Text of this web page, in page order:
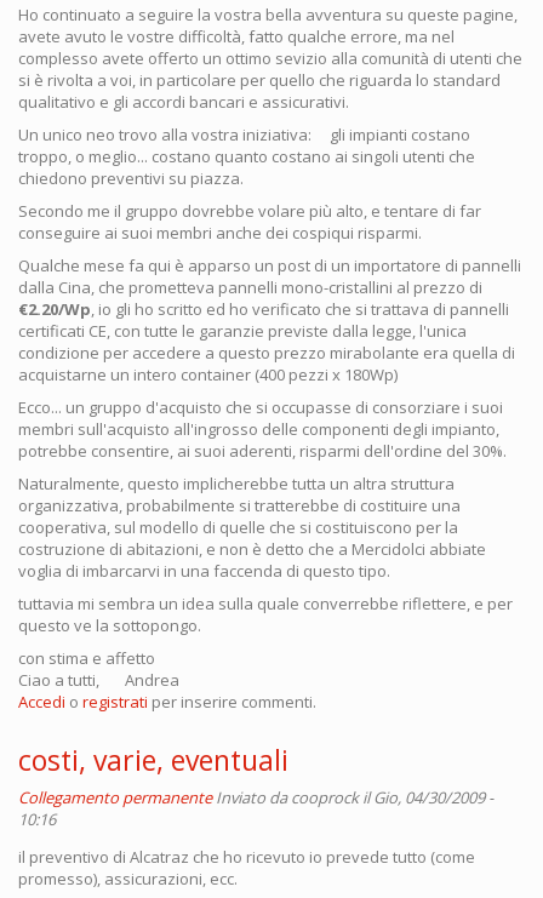
Ho continuato a seguire la vostra bella avventura su queste pagine,
avete avuto le vostre difficoltà, fatto qualche errore, ma nel
complesso avete offerto un ottimo sevizio alla comunità di utenti che
si è rivolta a voi, in particolare per quello che riguarda lo standard
qualitativo e gli accordi bancari e assicurativi.
Un unico neo trovo alla vostra iniziativa: gli impianti costano
troppo, o meglio... costano quanto costano ai singoli utenti che
chiedono preventivi su piazza.
Secondo me il gruppo dovrebbe volare più alto, e tentare di far
conseguire ai suoi membri anche dei cospiqui risparmi.
Qualche mese fa qui è apparso un post di un importatore di pannelli
dalla Cina, che prometteva pannelli mono-cristallini al prezzo di
€2.20/Wp , io gli ho scritto ed ho verificato che si trattava di pannelli
certificati CE, con tutte le garanzie previste dalla legge, l'unica
condizione per accedere a questo prezzo mirabolante era quella di
acquistarne un intero container (400 pezzi x 180Wp)
Ecco... un gruppo d'acquisto che si occupasse di consorziare i suoi
membri sull'acquisto all'ingrosso delle componenti degli impianto,
potrebbe consentire, ai suoi aderenti, risparmi dell'ordine del 30%.
Naturalmente, questo implicherebbe tutta un altra struttura
organizzativa, probabilmente si tratterebbe di costituire una
cooperativa, sul modello di quelle che si costituiscono per la
costruzione di abitazioni, e non è detto che a Mercidolci abbiate
voglia di imbarcarvi in una faccenda di questo tipo.
tuttavia mi sembra un idea sulla quale converrebbe riflettere, e per
questo ve la sottopongo.
con stima e affetto
Ciao a tutti, Andrea
Accedi o registrati per inserire commenti.
costi, varie, eventuali
Collegamento permanente Inviato dacooprockil Gio, 04/30/2009 -
10:16
il preventivo di Alcatraz che ho ricevuto io prevede tutto (come
promesso), assicurazioni, ecc.